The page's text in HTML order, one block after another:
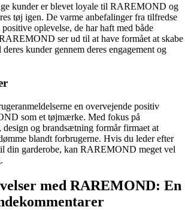
kunder er blevet loyale til RAREMOND og
tøj igen. De varme anbefalinger fra tilfredse
oplevelse, de har haft med både
ser ud til at have formået at skabe
kunder gennem deres engagement og
en overvejende positiv
som et tøjmærke. Med fokus på
design og brandsætning formår firmaet at
blandt forbrugerne. Hvis du leder efter
din garderobe, kan RAREMOND meget vel
med RAREMOND: En